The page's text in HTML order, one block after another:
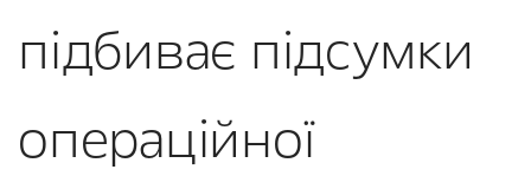
підбиває підсумки
операційної